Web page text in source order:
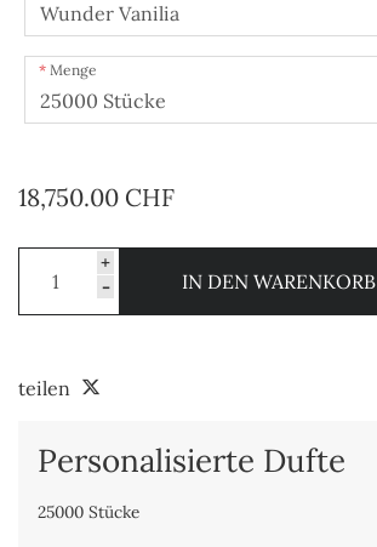
Menge
18,750.00 CHF
+
-
IN DEN WARENKORB
teilen
Personalisierte Dufte
25000 Stücke